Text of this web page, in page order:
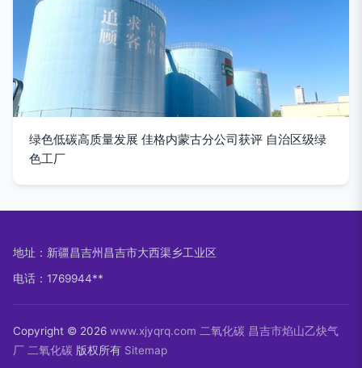
绿色低碳高质量发展 佳格内蒙古分公司获评 自治区级绿
色工厂
地址：新疆昌吉州昌吉市大西渠乡工业区
电话：1769944**
Copyright © 2026 www.xjyqrq.com 二氧化碳 昌吉市焰山乙炔气
厂 二氧化碳 版权所有 Sitemap